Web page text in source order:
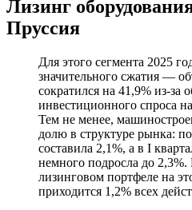
Лизинг
Пруссия
Для этого сегмента 2025
значительного сжатия —
сократился на 41,9% из-за
инвестиционного спроса
Тем не менее,
долю в структуре рынка:
составила 2,1%, а в I
немного подросла до
лизинговом портфеле на
приходится 1,2% всех